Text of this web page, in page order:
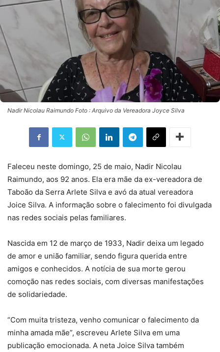
Nadir Nicolau Raimundo Foto : Arquivo da Vereadora Joyce Silva
Faleceu neste domingo, 25 de maio, Nadir Nicolau
Raimundo, aos 92 anos. Ela era mãe da ex-vereadora de
Taboão da Serra Arlete Silva e avó da atual vereadora
Joice Silva. A informação sobre o falecimento foi divulgada
nas redes sociais pelas familiares.
Nascida em 12 de março de 1933, Nadir deixa um legado
de amor e união familiar, sendo figura querida entre
amigos e conhecidos. A notícia de sua morte gerou
comoção nas redes sociais, com diversas manifestações
de solidariedade.
“Com muita tristeza, venho comunicar o falecimento da
minha amada mãe”, escreveu Arlete Silva em uma
publicação emocionada. A neta Joice Silva também